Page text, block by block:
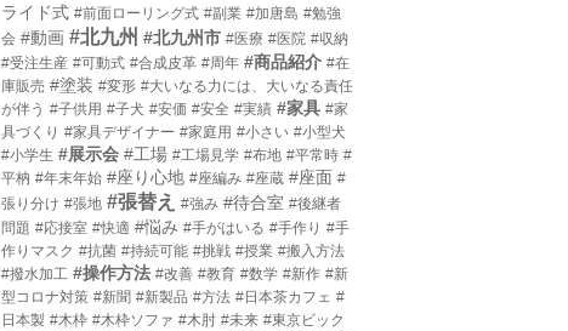
ライド式 #前面ローリング式 #副業 #加唐島 #勉強
会 #動画 #北九州 #北九州市 #医療 #医院 #収納
#受注生産 #可動式 #合成皮革 #周年 #商品紹介 #在
庫販売 #塗装 #変形 #大いなる力には、大いなる責任
が伴う #子供用 #子犬 #安価 #安全 #実績 #家具 #家
具づくり #家具デザイナー #家庭用 #小さい #小型犬
#小学生 #展示会 #工場 #工場見学 #布地 #平常時 #
平枘 #年末年始 #座り心地 #座編み #座蔵 #座面 #
張り分け #張地 #張替え #強み #待合室 #後継者
問題 #応接室 #快適 #悩み #手がはいる #手作り #手
作りマスク #抗菌 #持続可能 #挑戦 #授業 #搬入方法
#撥水加工 #操作方法 #改善 #教育 #数学 #新作 #新
型コロナ対策 #新聞 #新製品 #方法 #日本茶カフェ #
日本製 #木枠 #木枠ソファ #木肘 #未来 #東京ビック